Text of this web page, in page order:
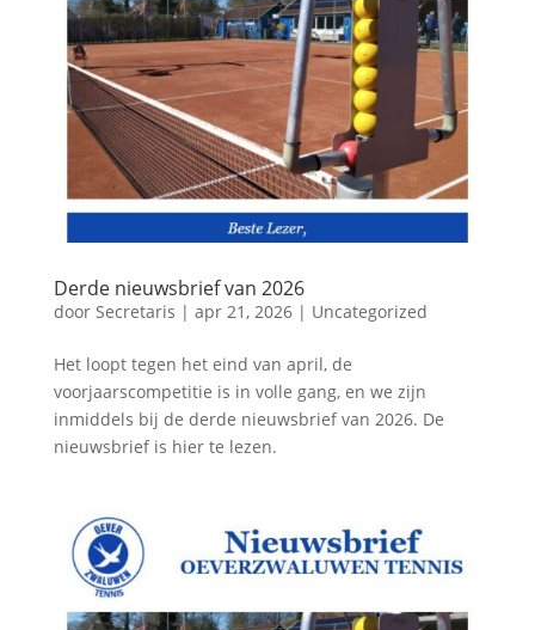
Derde nieuwsbrief van 2026
door Secretaris | apr 21, 2026| Uncategorized
Het loopt tegen het eind van april, de
voorjaarscompetitie is in volle gang, en we zijn
inmiddels bij de derde nieuwsbrief van 2026. De
nieuwsbrief is hier te lezen.